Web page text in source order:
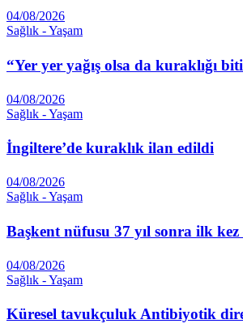
04/08/2026
Sağlık - Yaşam
“Yer yer yağış olsa da kuraklığı
04/08/2026
Sağlık - Yaşam
İngiltere’de kuraklık ilan edildi
04/08/2026
Sağlık - Yaşam
Başkent nüfusu 37 yıl sonra ilk kez
04/08/2026
Sağlık - Yaşam
Küresel tavukçuluk Antibiyotik